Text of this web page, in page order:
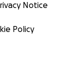
Notice
Policy